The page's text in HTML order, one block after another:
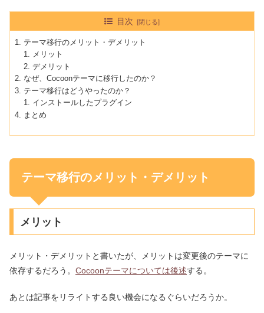
目次
テーマ移行のメリット・デメリット
メリット
デメリット
なぜ、Cocoonテーマに移行したのか？
テーマ移行はどうやったのか？
インストールしたプラグイン
まとめ
テーマ移行のメリット・デメリット
メリット
メリット・デメリットと書いたが、メリットは変更後のテーマに
依存するだろう。 Cocoonテーマについては後述する。
あとは記事をリライトする良い機会になるぐらいだろうか。